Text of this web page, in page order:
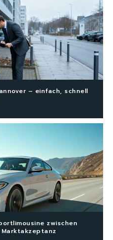
– einfach, schnell
zwischen